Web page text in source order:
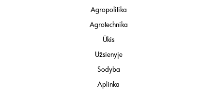
Agropolitika
Agrotechnika
Ūkis
Užsienyje
Sodyba
Aplinka